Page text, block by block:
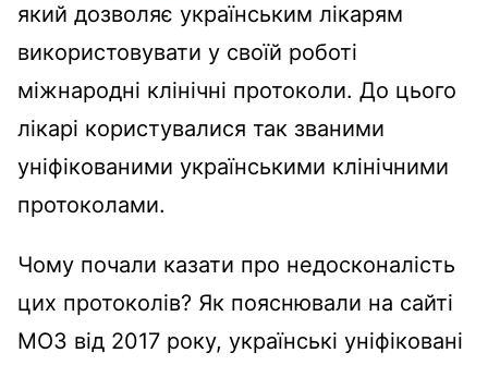
який дозволяє українським лікарям
використовувати у своїй роботі
міжнародні клінічні протоколи. До цього
лікарі користувалися так званими
уніфікованими українськими клінічними
протоколами.
Чому почали казати про недосконалість
цих протоколів? Як пояснювали на сайті
МОЗ від 2017 року, українські уніфіковані